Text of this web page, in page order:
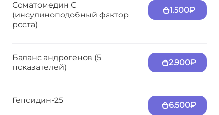
Соматомедин С
(инсулиноподобный фактор
роста)
1.500₽
Баланс андрогенов (5
показателей)
2.900₽
Гепсидин-25
6.500₽